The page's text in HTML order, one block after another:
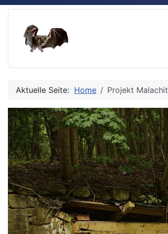
Aktuelle Seite: Home Projekt Malachit